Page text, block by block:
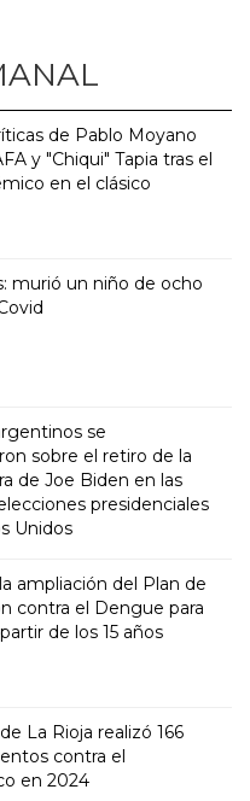
de Pablo Moyano
y "Chiqui" Tapia tras el
en el clásico
murió un niño de ocho
se
sobre el retiro de la
de Joe Biden en las
presidenciales
Unidos
ampliación del Plan de
contra el Dengue para
de los 15 años
La Rioja realizó 166
contra el
en 2024